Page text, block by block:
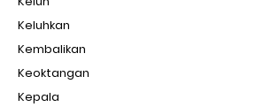
Keluhkan
Kembalikan
Keoktangan
Kepala